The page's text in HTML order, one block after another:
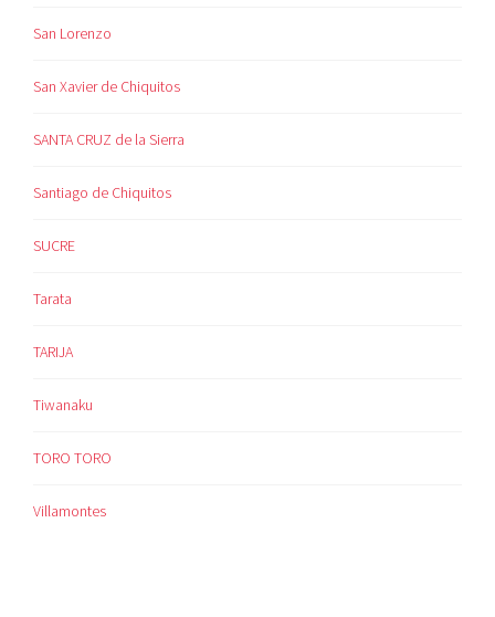
San Lorenzo
San Xavier de Chiquitos
SANTA CRUZ de la Sierra
Santiago de Chiquitos
SUCRE
Tarata
TARIJA
Tiwanaku
TORO TORO
Villamontes